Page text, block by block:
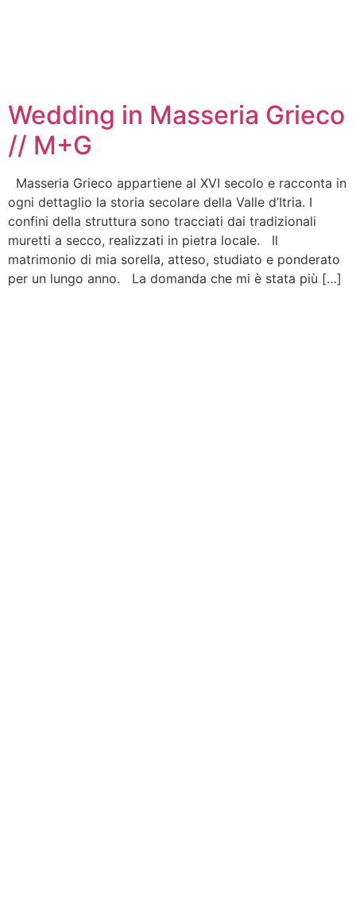
Wedding in Masseria Grieco
// M+G
Masseria Grieco appartiene al XVI secolo e racconta in
ogni dettaglio la storia secolare della Valle d’Itria. I
confini della struttura sono tracciati dai tradizionali
muretti a secco, realizzati in pietra locale. Il
matrimonio di mia sorella, atteso, studiato e ponderato
per un lungo anno. La domanda che mi è stata più […]